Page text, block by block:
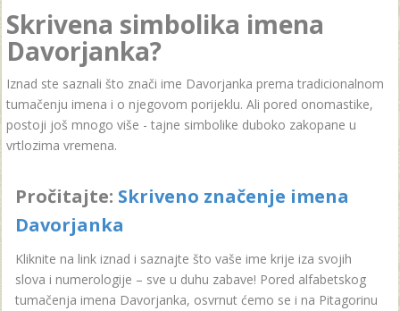
Skrivena simbolika imena
Davorjanka?
Iznad ste saznali što znači ime Davorjanka prema tradicionalnom
tumačenju imena i o njegovom porijeklu. Ali pored onomastike,
postoji još mnogo više - tajne simbolike duboko zakopane u
vrtlozima vremena.
Pročitajte: Skriveno značenje imena
Davorjanka
Kliknite na link iznad i saznajte što vaše ime krije iza svojih
slova i numerologije – sve u duhu zabave! Pored alfabetskog
tumačenja imena Davorjanka, osvrnut ćemo se i na Pitagorinu